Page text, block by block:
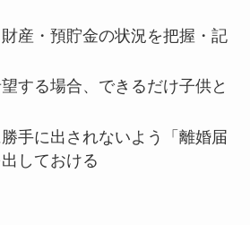
産・預貯金の状況を把握・記
する場合、できるだけ子供と
手に出されないよう「離婚届
しておける